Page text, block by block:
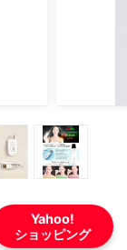
Yahoo!
ショッピング